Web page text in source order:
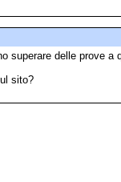
superare delle prove a
sito?